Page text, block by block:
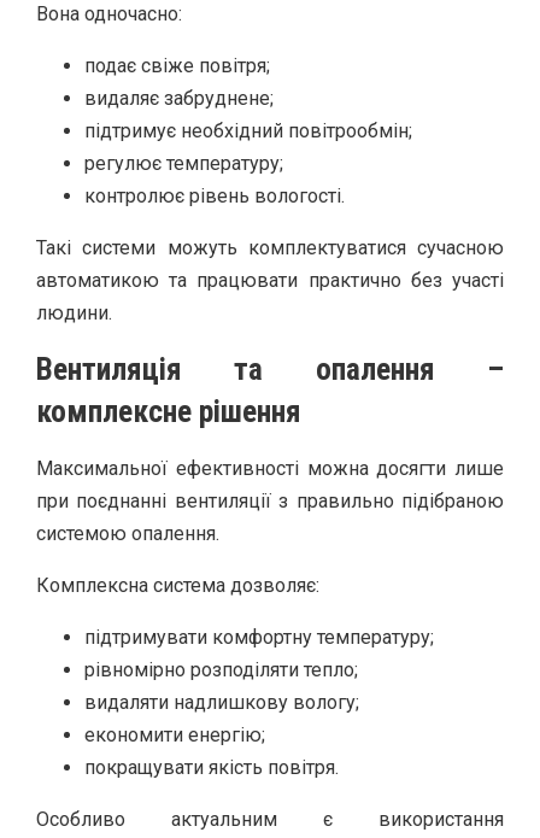
Вона одночасно:
подає свіже повітря;
видаляє забруднене;
підтримує необхідний повітрообмін;
регулює температуру;
контролює рівень вологості.
Такі системи можуть комплектуватися сучасною
автоматикою та працювати практично без участі
людини.
Вентиляція та опалення –
комплексне рішення
Максимальної ефективності можна досягти лише
при поєднанні вентиляції з правильно підібраною
системою опалення.
Комплексна система дозволяє:
підтримувати комфортну температуру;
рівномірно розподіляти тепло;
видаляти надлишкову вологу;
економити енергію;
покращувати якість повітря.
Особливо актуальним є використання